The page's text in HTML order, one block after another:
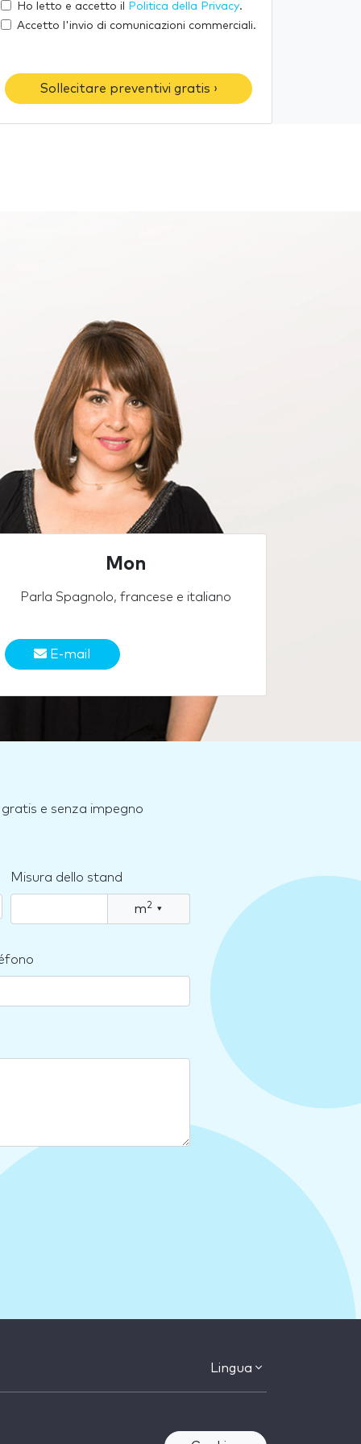
m
e
e
-
i
u
e
l
Ho letto e accetto il Politica della Privacy.
Accetto l'invio di comunicazioni commerciali.
Sollecitare preventivi gratis ›
Mon
Parla Spagnolo, francese e italiano
E-mail
e senza impegno
Misura dello stand
m2 ▾
Lingua